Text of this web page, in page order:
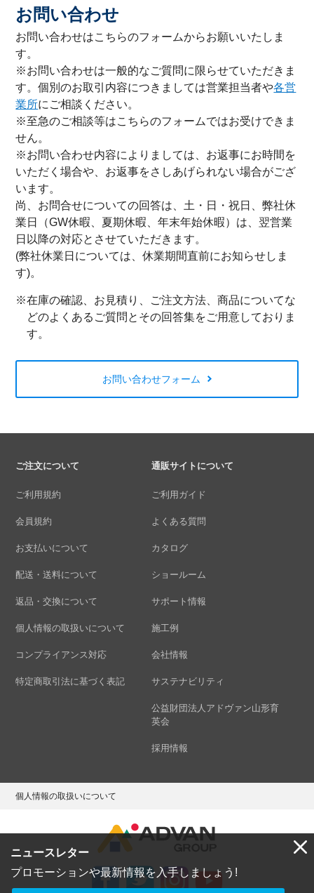
ニュースレター
プロモーションや最新情報を入手しましょう!
お問い合わせ
お問い合わせはこちらのフォームからお願いいたしま
す。
※お問い合わせは一般的なご質問に限らせていただきま
す。個別のお取引内容につきましては営業担当者や各営
業所にご相談ください。
※至急のご相談等はこちらのフォームではお受けできま
せん。
※お問い合わせ内容によりましては、お返事にお時間を
いただく場合や、お返事をさしあげられない場合がござ
います。
尚、お問合せについての回答は、土・日・祝日、弊社休
業日（GW休暇、夏期休暇、年末年始休暇）は、翌営業
日以降の対応とさせていただきます。
(弊社休業日については、休業期間直前にお知らせしま
す)。
※在庫の確認、お見積り、ご注文方法、商品についてな
どのよくあるご質問とその回答集をご用意しておりま
す。
お問い合わせフォーム
ご注文について
ご利用規約
会員規約
お支払いについて
配送・送料について
返品・交換について
個人情報の取扱いについて
コンプライアンス対応
特定商取引法に基づく表記
通販サイトについて
ご利用ガイド
よくある質問
カタログ
ショールーム
サポート情報
施工例
会社情報
サステナビリティ
公益財団法人アドヴァン山形育
英会
採用情報
個人情報の取扱いについて